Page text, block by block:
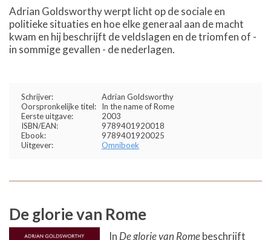
Adrian Goldsworthy werpt licht op de sociale en
politieke situaties en hoe elke generaal aan de macht
kwam en hij beschrijft de veldslagen en de triomfen of -
in sommige gevallen - de nederlagen.
Schrijver:
Adrian Goldsworthy
Oorspronkelijke titel:
In the name of Rome
Eerste uitgave:
2003
ISBN/EAN:
9789401920018
Ebook:
9789401920025
Uitgever:
Omniboek
De glorie van Rome
In De glorie van Romebeschrijft